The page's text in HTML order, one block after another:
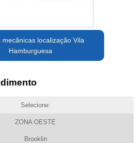
mecânicas localização Vila
Hamburguesa
Selecione:
ZONA OESTE
Brooklin